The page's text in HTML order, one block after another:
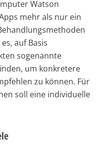
Watson
mehr als nur ein
auf Basis
sogenannte
um konkretere
zu können. Für
soll eine individuelle